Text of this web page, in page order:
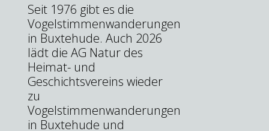
Seit 1976 gibt es die
Vogelstimmenwanderungen
in Buxtehude. Auch 2026
lädt die AG Natur des
Heimat- und
Geschichtsvereins wieder
zu
Vogelstimmenwanderungen
in Buxtehude und